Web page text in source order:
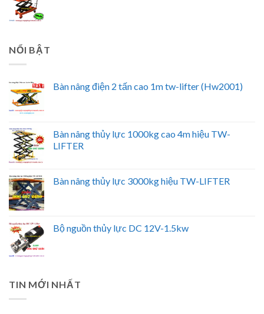
NỔI BẬT
Bàn nâng điện 2 tấn cao 1m tw-lifter (Hw2001)
Bàn nâng thủy lực 1000kg cao 4m hiệu TW-
LIFTER
Bàn nâng thủy lực 3000kg hiệu TW-LIFTER
Bộ nguồn thủy lực DC 12V-1.5kw
TIN MỚI NHẤT